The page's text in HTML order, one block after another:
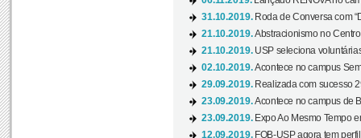
31.10.2019. Roda de Conversa com
21.10.2019.Abstracionismo no
21.10.2019. USP seleciona
02.10.2019.Acontece no campus
29.09.2019. Realizada com sucesso
23.09.2019.Acontece no campus de
23.09.2019. Expo Ao Mesmo Tempo
12.09.2019. FOB-USP agora tem